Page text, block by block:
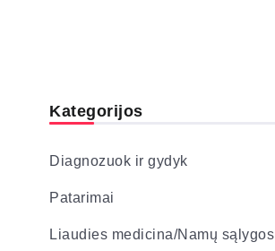
Kategorijos
Diagnozuok ir gydyk
Patarimai
Liaudies medicina/Namų sąlygos